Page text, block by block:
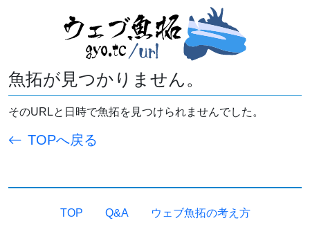
魚拓が見つかりません。
そのURLと日時で魚拓を見つけられませんでした。
TOPへ戻る
TOP Q&A ウェブ魚拓の考え方